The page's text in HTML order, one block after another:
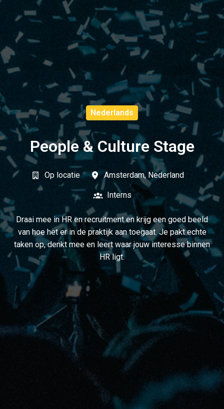
Nederlands
People & Culture Stage
Op locatie Amsterdam, Nederland
Interns
Draai mee in HR en recruitment en krijg een goed beeld
van hoe het er in de praktijk aan toegaat. Je pakt echte
taken op, denkt mee en leert waar jouw interesse binnen
HR ligt.